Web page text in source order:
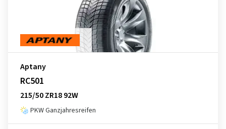
Aptany
RC501
215/50 ZR18 92W
PKW Ganzjahresreifen